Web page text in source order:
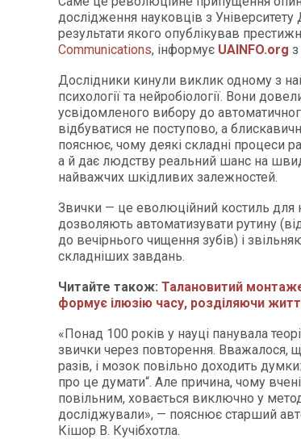
дослідження науковців з Університету
результати якого опублікував
Communications, інформує UAINFO.org з
Дослідники кинули виклик одному з
психології та нейробіології. Вони
усвідомленого вибору до
відбуватися не поступово, а
пояснює, чому деякі складні процеси
а й дає людству реальний шанс на
найважчих шкідливих залежностей.
Звички — це еволюційний костиль
дозволяють автоматизувати рутину
до вечірнього чищення зубів) і
складніших завдань.
Читайте також: Талановитий
формує ілюзію часу, розділяючи
«Понад 100 років у науці панувала
звички через повторення. Вважалося,
разів, і мозок повільно доходить
про це думати“. Але причина, чому
повільним, ховається виключно у
досліджували», — пояснює старший
Кішор В. Кучібхотла.